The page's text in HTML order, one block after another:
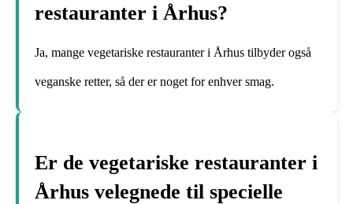
restauranter i Århus?
Ja, mange vegetariske restauranter i Århus tilbyder også
veganske retter, så der er noget for enhver smag.
Er de vegetariske restauranter i
Århus velegnede til specielle